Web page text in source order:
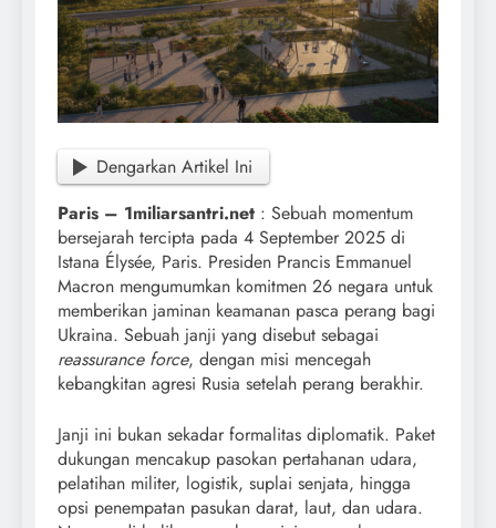
Dengarkan Artikel Ini
Paris – 1miliarsantri.net : Sebuah momentum
bersejarah tercipta pada 4 September 2025 di
Istana Élysée, Paris. Presiden Prancis Emmanuel
Macron mengumumkan komitmen 26 negara untuk
memberikan jaminan keamanan pasca perang bagi
Ukraina. Sebuah janji yang disebut sebagai
reassurance force, dengan misi mencegah
kebangkitan agresi Rusia setelah perang berakhir.
Janji ini bukan sekadar formalitas diplomatik. Paket
dukungan mencakup pasokan pertahanan udara,
pelatihan militer, logistik, suplai senjata, hingga
opsi penempatan pasukan darat, laut, dan udara.